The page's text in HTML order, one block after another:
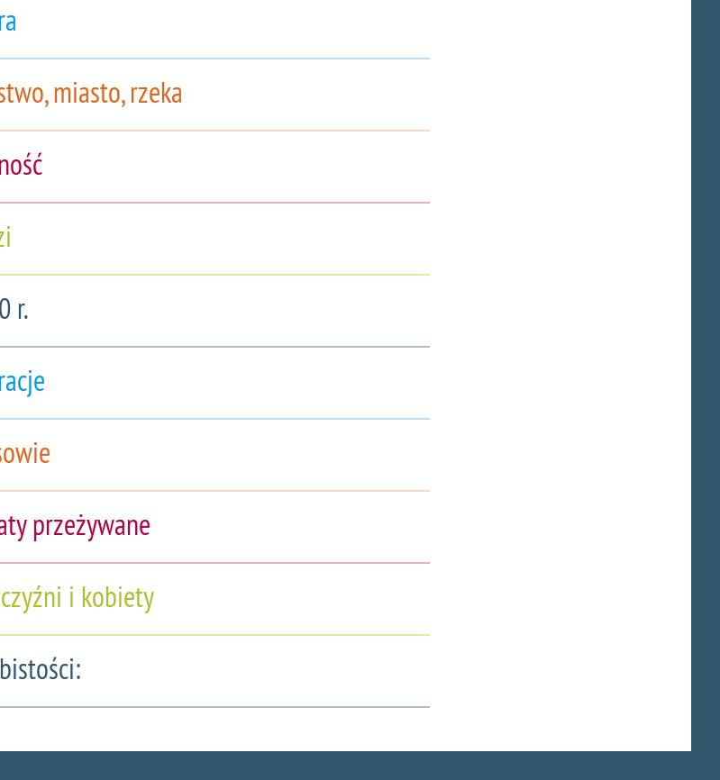
miasto, rzeka
r.
przeżywane
i kobiety